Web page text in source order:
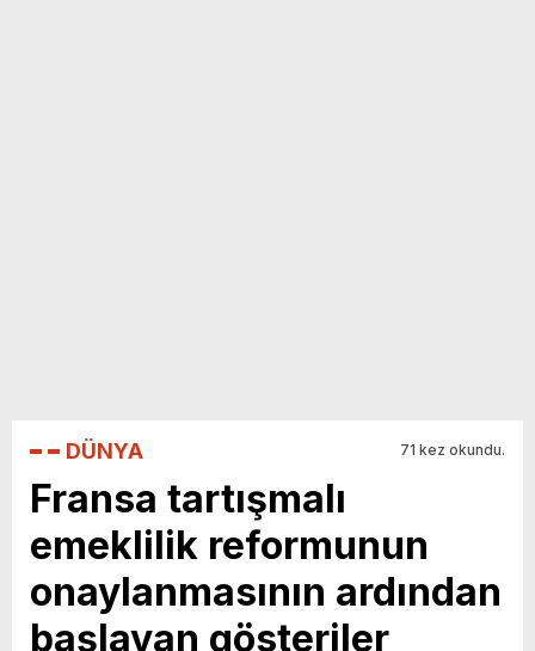
DÜNYA 71 kez okundu.
Fransa tartışmalı
emeklilik reformunun
onaylanmasının ardından
başlayan gösteriler